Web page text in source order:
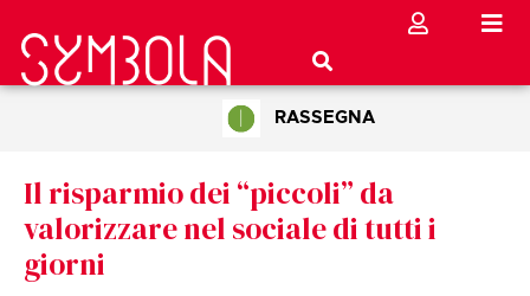
RASSEGNA
Il risparmio dei “piccoli” da
valorizzare nel sociale di tutti i
giorni